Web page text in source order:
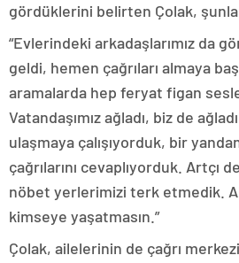
gördüklerini belirten Çolak,
“Evlerindeki arkadaşlarımız da
geldi, hemen çağrıları almaya
aramalarda hep feryat figan
Vatandaşımız ağladı, biz de
ulaşmaya çalışıyorduk, bir
çağrılarını cevaplıyorduk. Artçı
nöbet yerlerimizi terk etmedik.
kimseye yaşatmasın.”
Çolak, ailelerinin de çağrı